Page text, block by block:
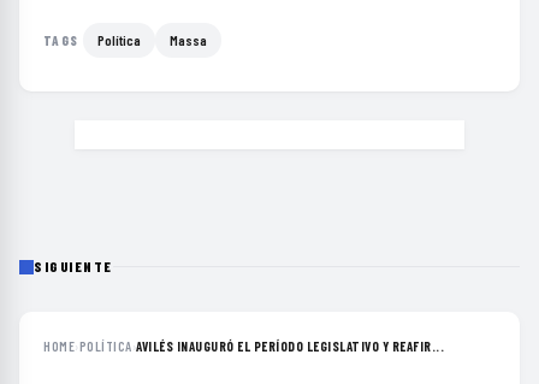
TAGS Política Massa
SIGUIENTE
HOME›POLÍTICA›AVILÉS INAUGURÓ EL PERÍODO LEGISLATIVO Y REAFIR...